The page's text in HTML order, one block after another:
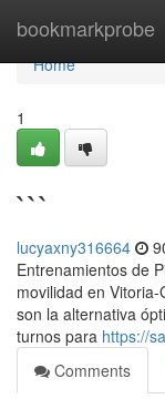
bookmarkprobe
Home
Home
1
```
lucyaxny316664
Entrenamientos de
movilidad en
son la alternativa
turnos para https://
Comments